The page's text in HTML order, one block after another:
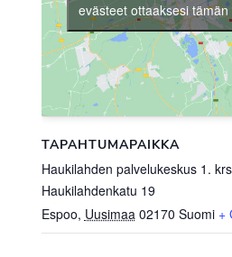
TAPAHTUMAPAIKKA
Haukilahden palvelukeskus 1.
Haukilahdenkatu 19
Espoo, Uusimaa 02170 Suomi +
evästeet ottaaksesi